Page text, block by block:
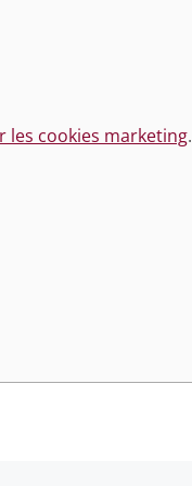
les cookies marketing.